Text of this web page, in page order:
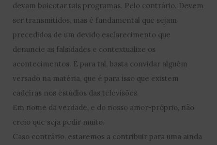
devam boicotar tais programas. Pelo contrário. Devem
ser transmitidos, mas é fundamental que sejam
precedidos de um devido esclarecimento que
denuncie as falsidades e contextualize os
acontecimentos. E para tal, basta convidar alguém
versado na matéria, que é para isso que existem
cadeiras nos estúdios das televisões.
Em nome da verdade, e do nosso amor-próprio, não
creio que seja pedir muito.
Caso contrário, estaremos a contribuir para uma ainda